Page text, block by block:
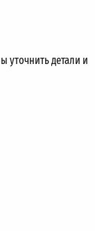
уточнить детали и